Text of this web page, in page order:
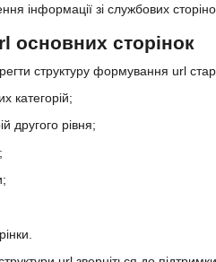
інформації зі службових
основних сторінок
структуру формування url
категорій;
другого рівня;